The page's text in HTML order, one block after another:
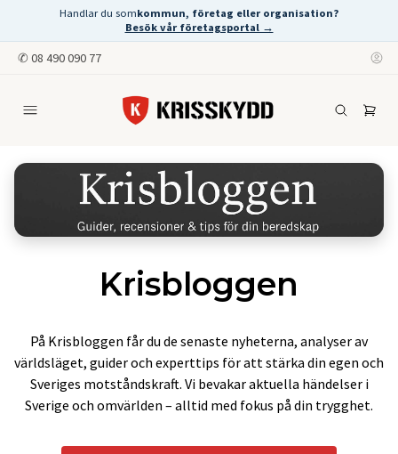
Handlar du somkommun, företag eller organisation?
Besök vår företagsportal →
✆ 08 490 090 77
Krisbloggen
På Krisbloggen får du de senaste nyheterna, analyser av
världsläget, guider och experttips för att stärka din egen och
Sveriges motståndskraft. Vi bevakar aktuella händelser i
Sverige och omvärlden – alltid med fokus på din trygghet.